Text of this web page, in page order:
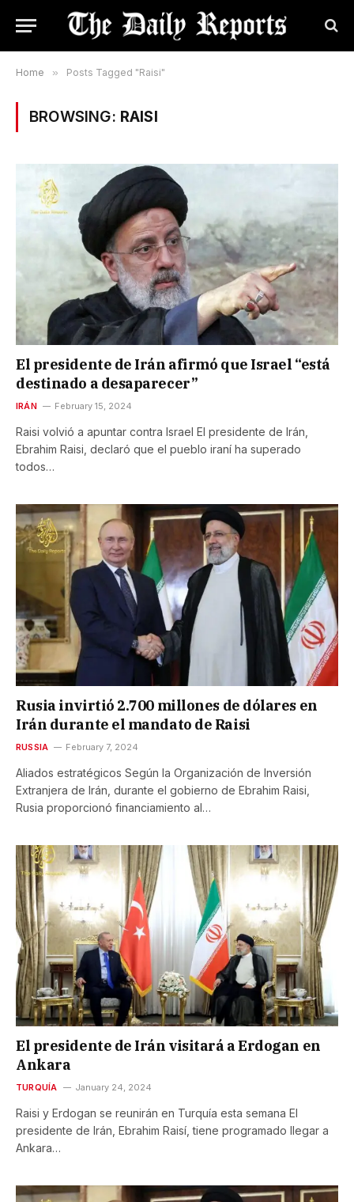
Home » Posts Tagged "Raisi"
BROWSING: RAISI
El presidente de Irán afirmó que Israel “está
destinado a desaparecer”
IRÁN February 15, 2024
Raisi volvió a apuntar contra Israel El presidente de Irán,
Ebrahim Raisi, declaró que el pueblo iraní ha superado
todos…
Rusia invirtió 2.700 millones de dólares en
Irán durante el mandato de Raisi
RUSSIA February 7, 2024
Aliados estratégicos Según la Organización de Inversión
Extranjera de Irán, durante el gobierno de Ebrahim Raisi,
Rusia proporcionó financiamiento al…
El presidente de Irán visitará a Erdogan en
Ankara
TURQUÍA January 24, 2024
Raisi y Erdogan se reunirán en Turquía esta semana El
presidente de Irán, Ebrahim Raisí, tiene programado llegar a
Ankara…